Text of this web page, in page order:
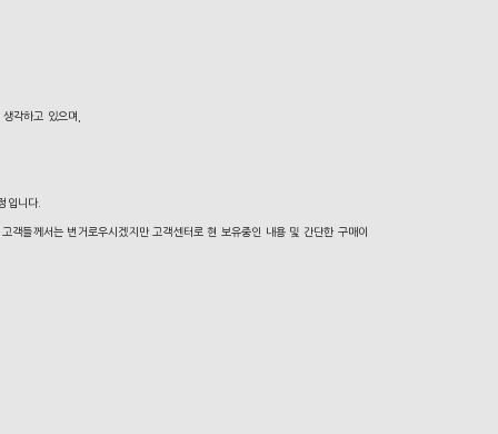
각하고 있으며,
입니다.
들께서는 번거로우시겠지만 고객센터로 현 보유중인 내용 및 간단한 구매이